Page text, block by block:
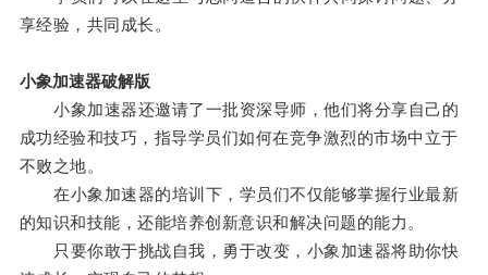
享经验，共同成长。
小象加速器破解版
小象加速器还邀请了一批资深导师，他们将分享自己的
成功经验和技巧，指导学员们如何在竞争激烈的市场中立于
不败之地。
在小象加速器的培训下，学员们不仅能够掌握行业最新
的知识和技能，还能培养创新意识和解决问题的能力。
只要你敢于挑战自我，勇于改变，小象加速器将助你快